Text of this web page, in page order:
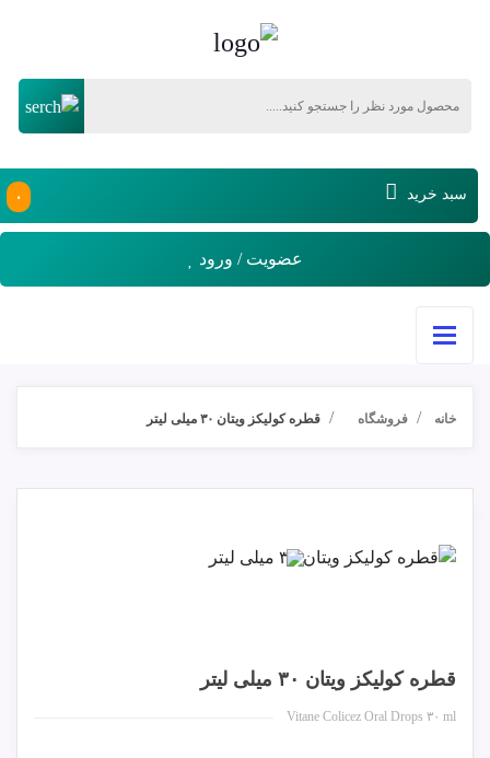
سبد خرید ۰
عضویت / ورود
خانه فروشگاه قطره کولیکز ویتان ۳۰ میلی لیتر
قطره کولیکز ویتان ۳۰ میلی لیتر
Vitane Colicez Oral Drops ۳۰ ml